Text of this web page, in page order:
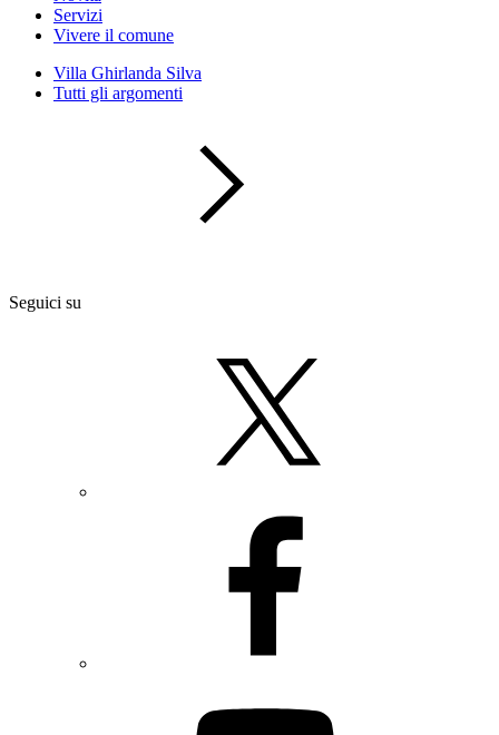
Servizi
Vivere il comune
Villa Ghirlanda Silva
Tutti gli argomenti
Seguici su